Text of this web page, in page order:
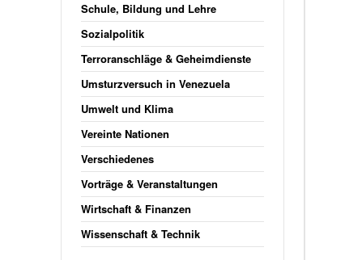
Schule, Bildung und Lehre
Sozialpolitik
Terroranschläge & Geheimdienste
Umsturzversuch in Venezuela
Umwelt und Klima
Vereinte Nationen
Verschiedenes
Vorträge & Veranstaltungen
Wirtschaft & Finanzen
Wissenschaft & Technik